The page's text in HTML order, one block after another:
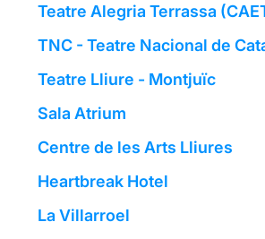
Teatre Alegria Terrassa
TNC - Teatre Nacional de
Teatre Lliure - Montjuïc
Sala Atrium
Centre de les Arts Lliures
Heartbreak Hotel
La Villarroel